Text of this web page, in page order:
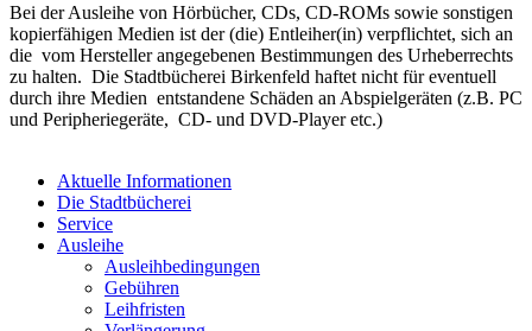
Bei der Ausleihe von Hörbücher, CDs, CD-ROMs sowie sonstigen
kopierfähigen Medien ist der (die) Entleiher(in) verpflichtet, sich an
die vom Hersteller angegebenen Bestimmungen des Urheberrechts
zu halten. Die Stadtbücherei Birkenfeld haftet nicht für eventuell
durch ihre Medien entstandene Schäden an Abspielgeräten (z.B. PC
und Peripheriegeräte, CD- und DVD-Player etc.)
Aktuelle Informationen
Die Stadtbücherei
Service
Ausleihe
Ausleihbedingungen
Gebühren
Leihfristen